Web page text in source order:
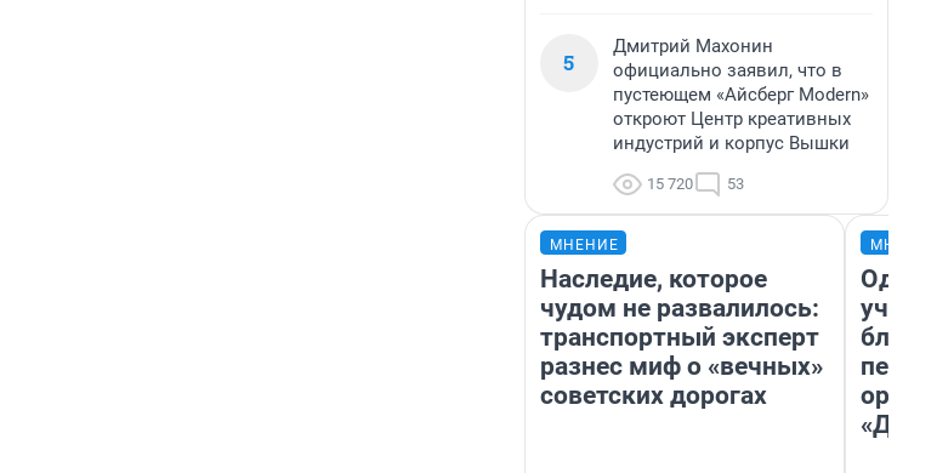
5
Дмитрий Махонин
официально заявил, что в
пустеющем «Айсберг Modern»
откроют Центр креативных
индустрий и корпус Вышки
15 720 53
МНЕНИЕ
Наследие, которое
чудом не развалилось:
транспортный эксперт
разнес миф о «вечных»
советских дорогах
Один